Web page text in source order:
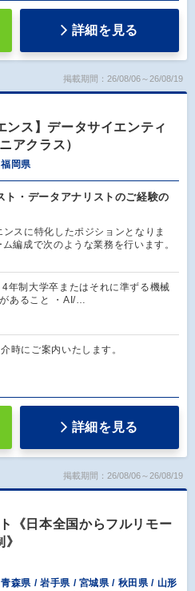
詳細を見る
掲載期間：26/08/06～26/08/19
ンス】データサイエンティ
アクラス）
岡県
ト・データアナリストのご経験の
スに特化したポジションとなりま
編成で次のような業務を行います。
4年制大学卒またはそれに準ずる機械
あること ・AI/…
時にご案内いたします。
詳細を見る
掲載期間：26/08/06～26/08/19
《日本全国からフルリモー
森県 / 岩手県 / 宮城県 / 秋田県 / 山形